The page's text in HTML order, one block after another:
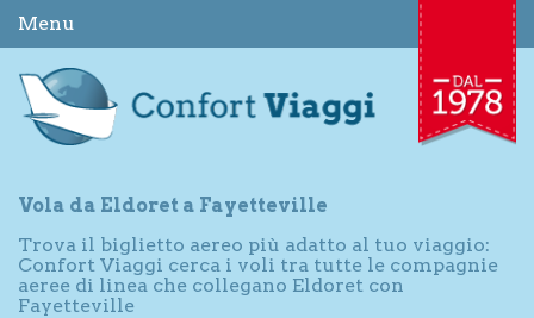
Menu
Vola da Eldoret a Fayetteville
Trova il biglietto aereo più adatto al tuo viaggio:
Confort Viaggi cerca i voli tra tutte le compagnie
aeree di linea che collegano Eldoret con
Fayetteville